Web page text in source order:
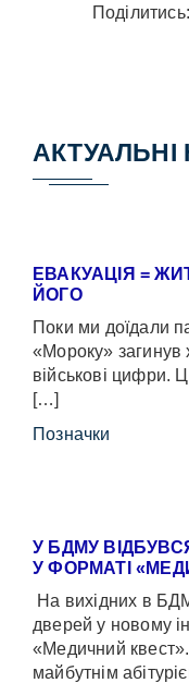
Поділитись:
ЕВАКУАЦІЯ =
ЙОГО
Поки ми доїдали
«Мороку» загинув
військові цифри.
[…]
Позначки
У БДМУ
У ФОРМАТІ
На вихідних в
дверей у новому
«Медичний
майбутнім